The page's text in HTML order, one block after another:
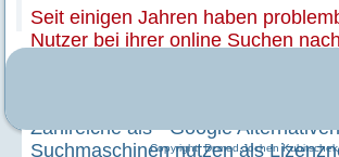
Copyright:Dr.med.Jochen Kubitschek